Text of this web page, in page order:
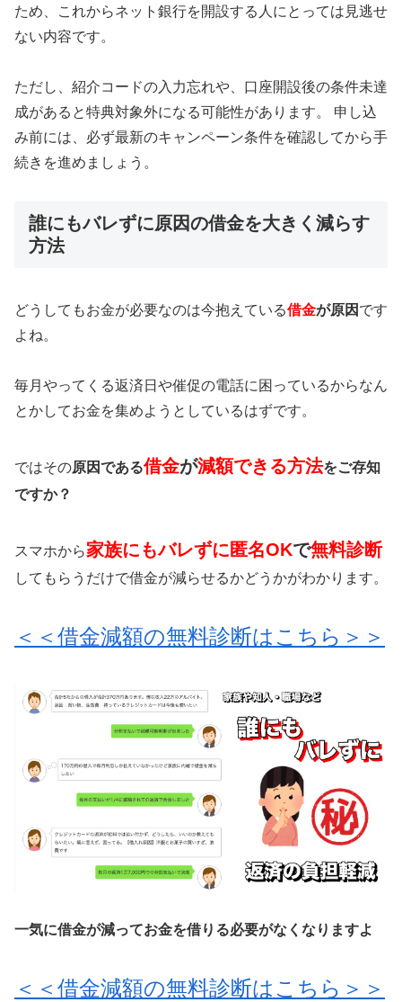
ため、これからネット銀行を開設する人にとっては見逃せ
ない内容です。
ただし、紹介コードの入力忘れや、口座開設後の条件未達
成があると特典対象外になる可能性があります。 申し込
み前には、必ず最新のキャンペーン条件を確認してから手
続きを進めましょう。
誰にもバレずに原因の借金を大きく減らす
方法
どうしてもお金が必要なのは今抱えている借金が原因 です
よね。
毎月やってくる返済日や催促の電話に困っているからなん
とかしてお金を集めようとしているはずです。
ではその原因である借金が減額できる方法をご存知
ですか？
スマホから家族にもバレずに匿名OKで無料診断
してもらうだけで借金が減らせるかどうかがわかります。
＜＜借金減額の無料診断はこちら＞＞
一気に借金が減ってお金を借りる必要がなくなりますよ
＜＜借金減額の無料診断はこちら＞＞